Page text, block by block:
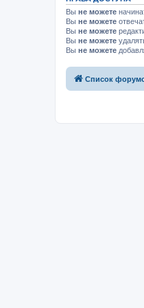
Вы не можете
Вы не можете
Вы не можете
Вы не можете
Вы не можете
Список